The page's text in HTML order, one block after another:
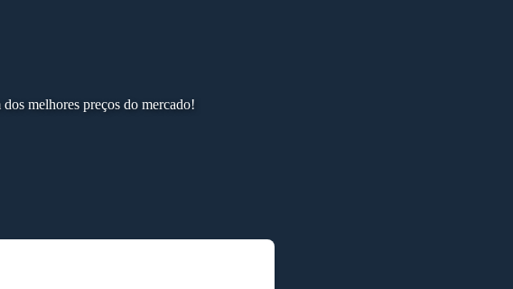
melhores preços do mercado!